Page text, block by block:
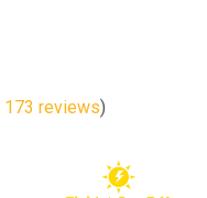
173 reviews)